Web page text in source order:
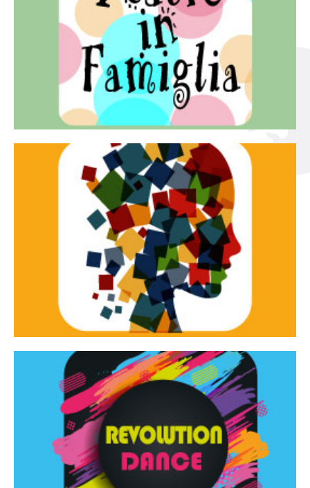
Teatro in famiglia
Teatro In Famiglia è una rassegna di teatro concepita
per far condividere e godere del teatro all’intera
famiglia.
Tracce dinamiche
Tracce Dinamiche è una rassegna di teatro
d’innovazione e sperimentale.
Continua
Revolution Dance
Rassegna di danza contemporanea – I Edizione